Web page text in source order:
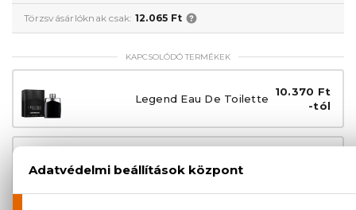
Törzsvásárlóknak csak: 12.065 Ft
KAPCSOLÓDÓ TERMÉKEK
Legend Eau De Toilette
10.370 Ft
-tól
Legend Eau De Parfum